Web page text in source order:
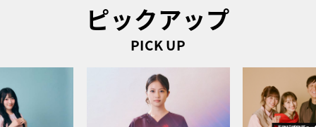
ピックアップ
PICK UP